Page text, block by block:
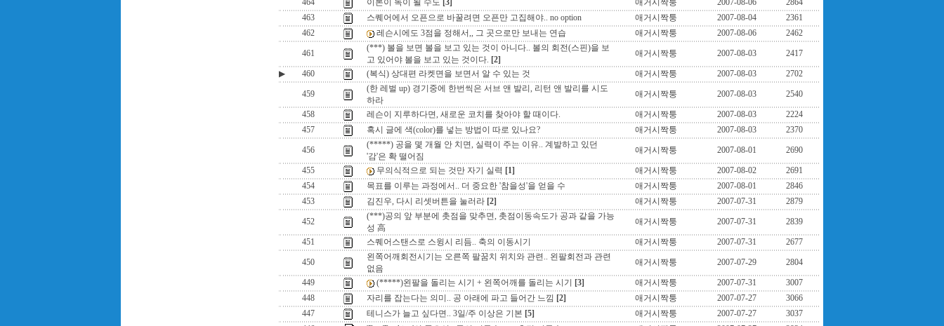
464 이론이 독이 될 수도 [3] 애거시짝퉁 2007-08-06
2864
463
스퀘어에서 오픈으로 바꿀려면 오픈만 고집해야.. no option 애거시짝퉁 2007-08-04
2361
462
레슨시에도 3점을 정해서,, 그 곳으로만 보내는 연습 애거시짝퉁 2007-08-06 2462
461
(***) 볼을 보면 볼을 보고 있는 것이 아니다.. 볼의 회전(스핀)을 보
고 있어야 볼을 보고 있는 것이다. [2]
애거시짝퉁 2007-08-03 2417
▶ 460 (복식) 상대편 라켓면을 보면서 알 수 있는 것 애거시짝퉁 2007-08-03 2702
459
(한 레벌 up) 경기중에 한번씩은 서브 앤 발리, 리턴 앤 발리를 시도
하라
애거시짝퉁 2007-08-03 2540
458 레슨이 지루하다면, 새로운 코치를 찾아야 할 때이다. 애거시짝퉁 2007-08-03
2224
457
혹시 글에 색(color)를 넣는 방법이 따로 있나요? 애거시짝퉁 2007-08-03 2370
456
(*****) 공을 몇 개월 안 치면, 실력이 주는 이유.. 계발하고 있던
'감'은 확 떨어짐
애거시짝퉁 2007-08-01 2690
455 무의식적으로 되는 것만 자기 실력 [1] 애거시짝퉁 2007-08-02
2691
454
목표를 이루는 과정에서.. 더 중요한 '참을성'을 얻을 수 애거시짝퉁 2007-08-01
2846
453
김진우, 다시 리셋버튼을 눌러라 [2] 애거시짝퉁 2007-07-31 2879
452
(***)공의 앞 부분에 촛점을 맞추면, 촛점이동속도가 공과 같을 가능
성 高
애거시짝퉁 2007-07-31 2839
451 스퀘어스탠스로 스윙시 리듬.. 축의 이동시기 애거시짝퉁 2007-07-31 2677
450
왼쪽어깨회전시기는 오른쪽 팔꿈치 위치와 관련.. 왼팔회전과 관련
없음
애거시짝퉁 2007-07-29 2804
449 (*****)왼팔을 돌리는 시기 + 왼쪽어깨를 돌리는 시기 [3] 애거시짝퉁 2007-07-31
3007
448
자리를 잡는다는 의미.. 공 아래에 파고 들어간 느낌 [2] 애거시짝퉁 2007-07-27
3066
447
테니스가 늘고 싶다면.. 3일/주 이상은 기본 [5] 애거시짝퉁 2007-07-27
3037